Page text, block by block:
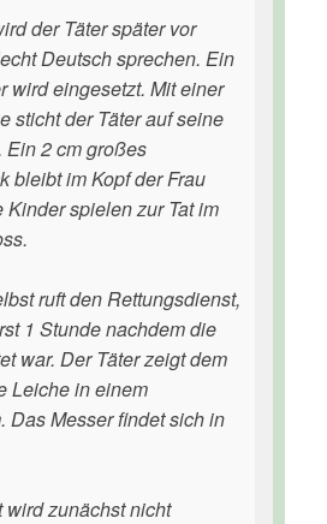
der Täter später vor
Deutsch sprechen. Ein
wird eingesetzt. Mit einer
sticht der Täter auf seine
Ein 2 cm großes
bleibt im Kopf der Frau
Kinder spielen zur Tat im
ruft den Rettungsdienst,
1 Stunde nachdem die
war. Der Täter zeigt dem
Leiche in einem
Das Messer findet sich in
wird zunächst nicht